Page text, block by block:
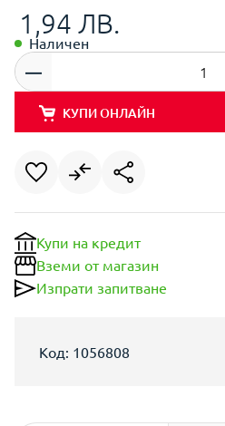
1,94 ЛВ.
Наличен
КУПИ ОНЛАЙН
Купи на кредит
Вземи от магазин
Изпрати запитване
Код: 1056808